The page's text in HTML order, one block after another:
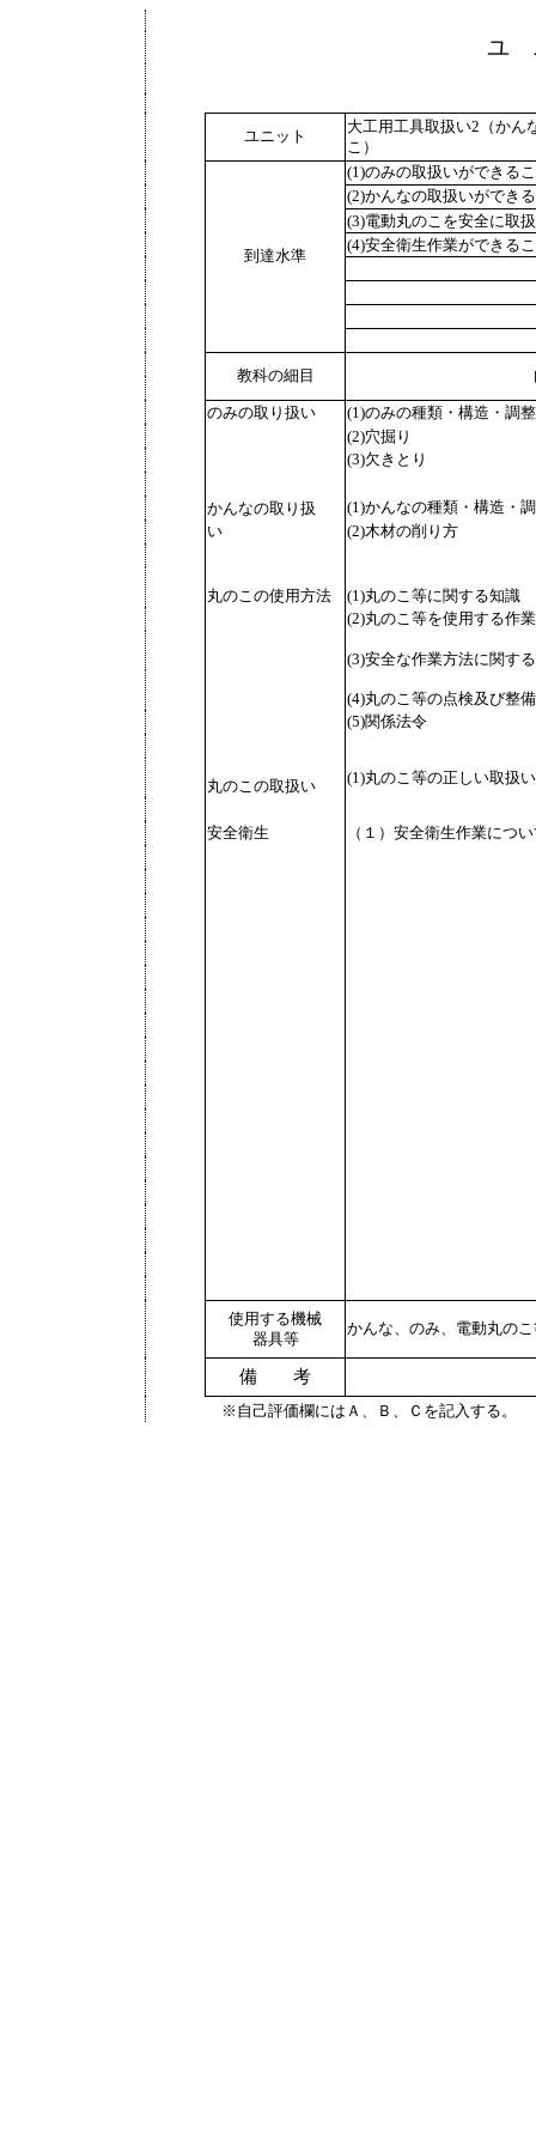
ユ
ユニット
大工用工具取扱い2（かん
こ）
到達水準
(1)のみの取扱いができる
(2)かんなの取扱いができ
(3)電動丸のこを安全に取
(4)安全衛生作業ができる
教科の細目
のみの取り扱い (1)のみの種類・構造・調整
(2)穴掘り
(3)欠きとり
かんなの取り扱
(1)かんなの種類・構造・
い
(2)木材の削り方
丸のこの使用方法 (1)丸のこ等に関する知識
(2)丸のこ等を使用する作
(3)安全な作業方法に関す
(4)丸のこ等の点検及び整
(5)関係法令
丸のこの取扱い (1)丸のこ等の正しい取扱
安全衛生 （１）安全衛生作業につ
使用する機械
器具等
かんな、のみ、電動丸の
備 考
※自己評価欄にはＡ、Ｂ、Ｃを記入する。